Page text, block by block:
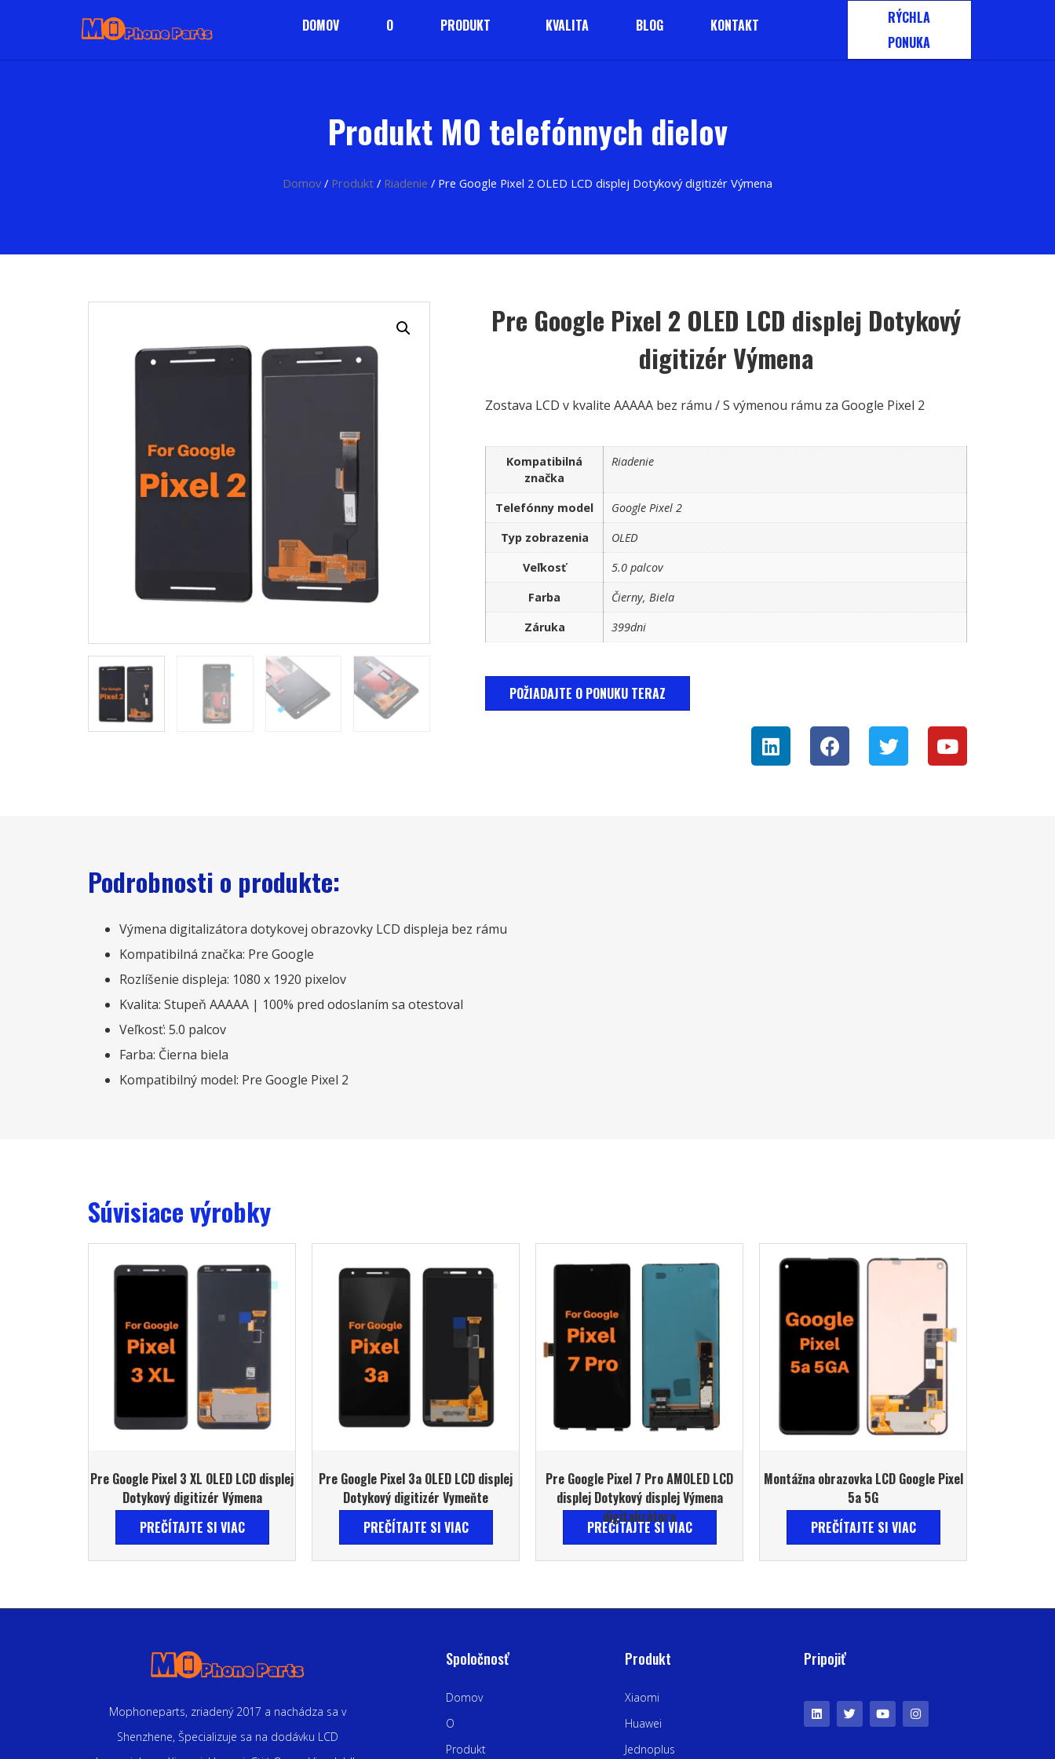
DOMOV O PRODUKT KVALITA BLOG KONTAKT
RÝCHLA
PONUKA
Produkt MO telefónnych dielov
Domov / Produkt / Riadenie / Pre Google Pixel 2 OLED LCD displej Dotykový digitizér Výmena
Pre Google Pixel 2 OLED LCD displej Dotykový
digitizér Výmena
Zostava LCD v kvalite AAAAA bez rámu / S výmenou rámu za Google Pixel 2
Kompatibilná
značka
Riadenie
Telefónny model
Google Pixel 2
Typ zobrazenia
OLED
Veľkosť
5.0 palcov
Farba
Čierny, Biela
Záruka
399dni
POŽIADAJTE O PONUKU TERAZ
Podrobnosti o produkte:
Výmena digitalizátora dotykovej obrazovky LCD displeja bez rámu
Kompatibilná značka: Pre Google
Rozlíšenie displeja: 1080 x 1920 pixelov
Kvalita: Stupeň AAAAA | 100% pred odoslaním sa otestoval
Veľkosť: 5.0 palcov
Farba: Čierna biela
Kompatibilný model: Pre Google Pixel 2
Súvisiace výrobky
Pre Google Pixel 3 XL OLED LCD displej
Dotykový digitizér Výmena
PREČÍTAJTE SI VIAC
Pre Google Pixel 3a OLED LCD displej
Dotykový digitizér Vymeňte
PREČÍTAJTE SI VIAC
Pre Google Pixel 7 Pro AMOLED LCD
displej Dotykový displej Výmena
digitalizátora
PREČÍTAJTE SI VIAC
Montážna obrazovka LCD Google Pixel
5a 5G
PREČÍTAJTE SI VIAC
Mophoneparts, zriadený 2017 a nachádza sa v
Shenzhene, Špecializuje sa na dodávku LCD
Spoločnosť
Domov
O
Produkt
Produkt
Xiaomi
Huawei
Jednoplus
Pripojiť